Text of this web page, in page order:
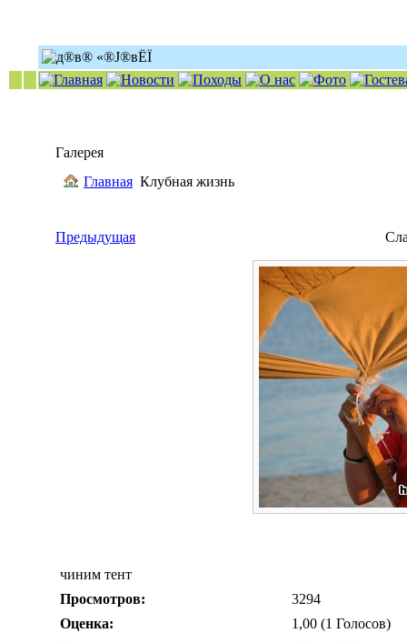
Галерея
Главная Клубная жизнь
Предыдущая
чиним тент
Просмотров:
3294
Оценка:
1,00 (1 Голосов)